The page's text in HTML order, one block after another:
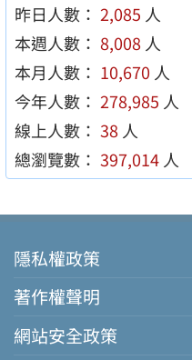
昨日人數： 2,085 人
本週人數： 8,008 人
本月人數： 10,670 人
今年人數： 278,985 人
線上人數： 38 人
總瀏覽數： 397,014 人
隱私權政策
著作權聲明
網站安全政策